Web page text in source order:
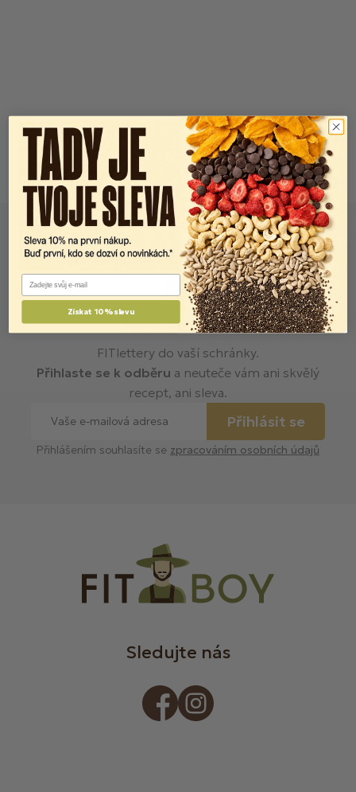
Newsletter
FITlettery do vaší schránky.
Přihlaste se k odběru a neuteče vám ani skvělý
recept, ani sleva.
Přihlásit se
Přihlášením souhlasíte se zpracováním osobních údajů
Sledujte nás
Email
Získat 10% slevu